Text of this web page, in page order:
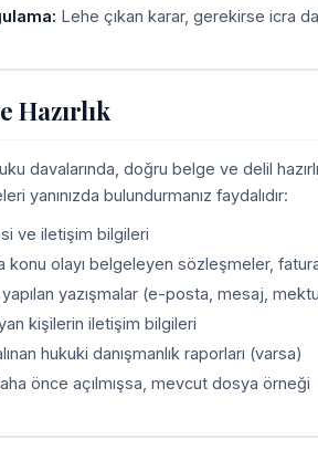
Lehe çıkan karar, gerekirse icra
Hazırlık
davalarında, doğru belge ve delil
yanınızda bulundurmanız faydalıdır:
ve iletişim bilgileri
konu olayı belgeleyen sözleşmeler,
yapılan yazışmalar (e-posta, mesaj,
kişilerin iletişim bilgileri
hukuki danışmanlık raporları (varsa)
önce açılmışsa, mevcut dosya örneği